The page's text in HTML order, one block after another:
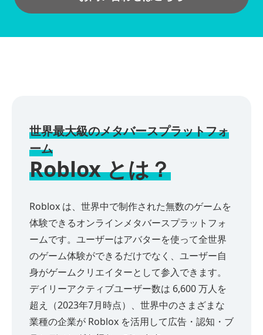
世界最大級のメタバースプラットフォ
ーム
Roblox とは？
Roblox は、世界中で制作された無数のゲームを
体験できるオンラインメタバースプラットフォ
ームです。ユーザーはアバターを使って全世界
のゲーム体験ができるだけでなく、ユーザー自
身がゲームクリエイターとして参入できます。
デイリーアクティブユーザー数は 6,600 万人を
超え（2023年7月時点）、世界中のさまざまな
業種の企業が Roblox を活用して広告・認知・ブ